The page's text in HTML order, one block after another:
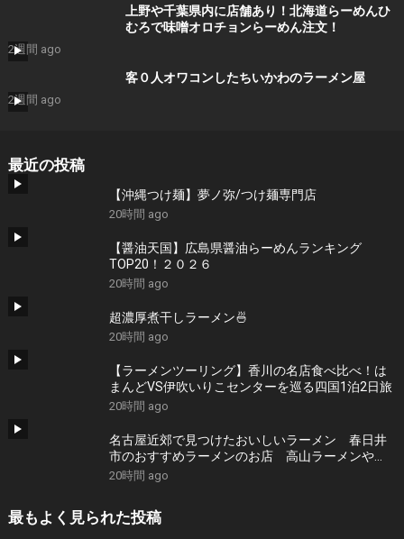
すきの
上野や千葉県内に店舗あり！北海道らーめんひ
むろで味噌オロチョンらーめん注文！
2週間 ago
客０人オワコンしたちいかわのラーメン屋
2週間 ago
最近の投稿
【沖縄つけ麺】夢ノ弥/つけ麺専門店
20時間 ago
【醤油天国】広島県醤油らーめんランキング
TOP20！２０２６
20時間 ago
超濃厚煮干しラーメン🍜
20時間 ago
【ラーメンツーリング】香川の名店食べ比べ！は
まんどVS伊吹いりこセンターを巡る四国1泊2日旅
20時間 ago
名古屋近郊で見つけたおいしいラーメン 春日井
市のおすすめラーメンのお店 高山ラーメンや
担々麺、旨辛タンメンなどおすすめのお店 １２
20時間 ago
最もよく見られた投稿